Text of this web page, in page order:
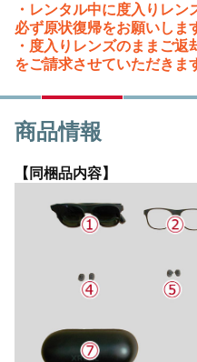
・レンタル中に度入りレ
必ず原状復帰をお願いしま
・度入りレンズのままご
をご請求させていただきま
商品情報
【同梱品内容】